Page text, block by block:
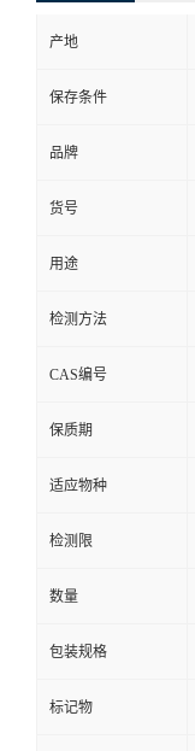
产地
保存条件
品牌
货号
用途
检测方法
CAS编号
保质期
适应物种
检测限
数量
包装规格
标记物